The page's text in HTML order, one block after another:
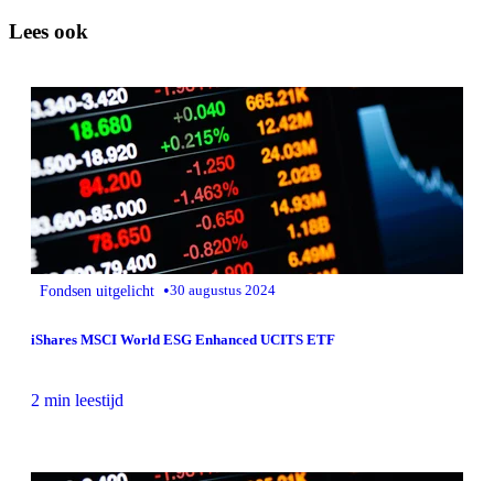
Lees ook
Fondsen uitgelicht •30 augustus 2024
iShares MSCI World ESG Enhanced UCITS ETF
2 min leestijd